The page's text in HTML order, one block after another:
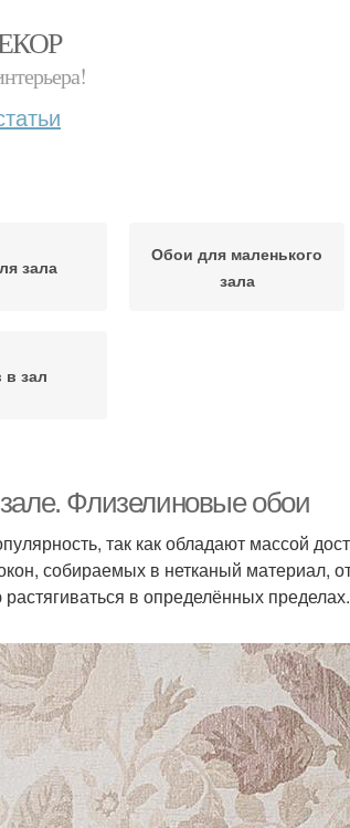
зала
Обои для маленького
зала
зал
Флизелиновые обои
так как обладают массой
собираемых в нетканый материал,
в определённых пределах.